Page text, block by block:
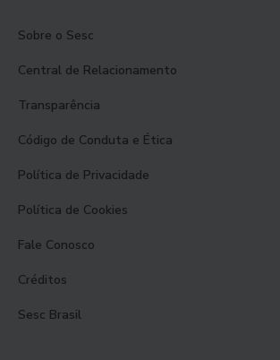
Sobre o Sesc
Central de Relacionamento
Transparência
Código de Conduta e Ética
Política de Privacidade
Política de Cookies
Fale Conosco
Créditos
Sesc Brasil